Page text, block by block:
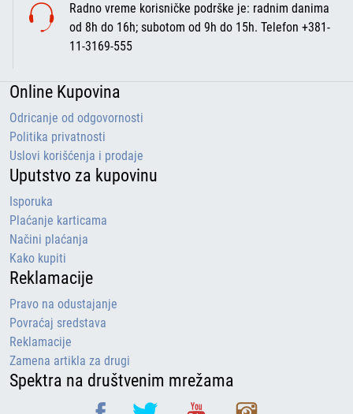
Radno vreme korisničke podrške je: radnim danima
od 8h do 16h; subotom od 9h do 15h. Telefon +381-
11-3169-555
Online Kupovina
Odricanje od odgovornosti
Politika privatnosti
Uslovi korišćenja i prodaje
Uputstvo za kupovinu
Isporuka
Plaćanje karticama
Načini plaćanja
Kako kupiti
Reklamacije
Pravo na odustajanje
Povraćaj sredstava
Reklamacije
Zamena artikla za drugi
Spektra na društvenim mrežama